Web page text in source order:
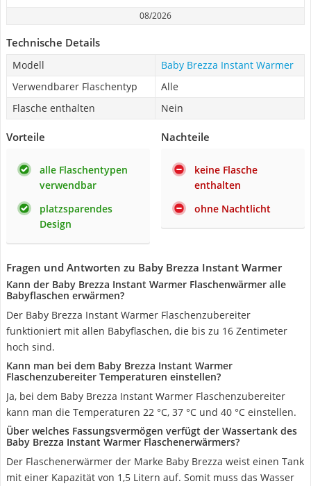
08/2026
Technische Details
Modell
Baby Brezza Instant Warmer
Verwendbarer Flaschentyp
Alle
Flasche enthalten
Nein
Vorteile
alle Flaschentypen
verwendbar
platzsparendes
Design
Nachteile
keine Flasche
enthalten
ohne Nachtlicht
Fragen und Antworten zu Baby Brezza Instant Warmer
Kann der Baby Brezza Instant Warmer Flaschenwärmer alle
Babyflaschen erwärmen?
Der Baby Brezza Instant Warmer Flaschenzubereiter
funktioniert mit allen Babyflaschen, die bis zu 16 Zentimeter
hoch sind.
Kann man bei dem Baby Brezza Instant Warmer
Flaschenzubereiter Temperaturen einstellen?
Ja, bei dem Baby Brezza Instant Warmer Flaschenzubereiter
kann man die Temperaturen 22 °C, 37 °C und 40 °C einstellen.
Über welches Fassungsvermögen verfügt der Wassertank des
Baby Brezza Instant Warmer Flaschenerwärmers?
Der Flaschenerwärmer der Marke Baby Brezza weist einen Tank
mit einer Kapazität von 1,5 Litern auf. Somit muss das Wasser